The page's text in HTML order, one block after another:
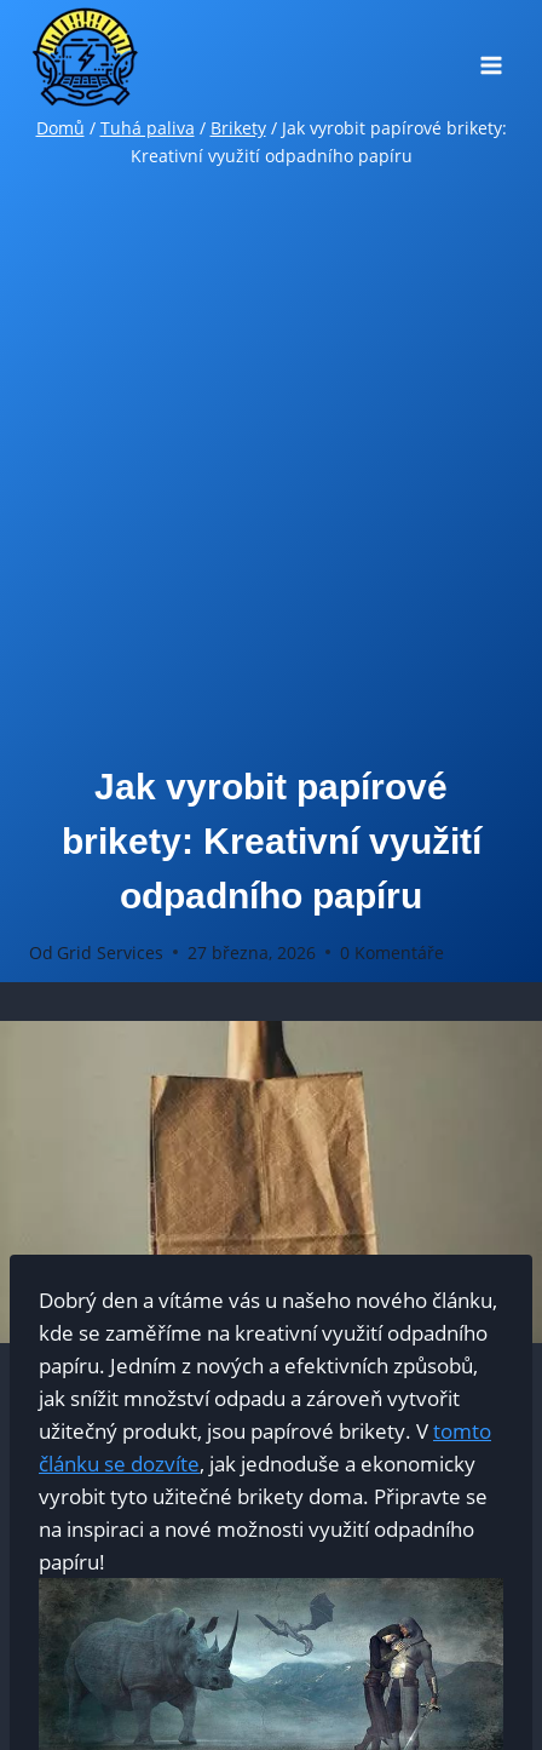
Přeskočit
obsah
Domů / Tuhá paliva / Brikety / Jak vyrobit papírové brikety:
Kreativní využití odpadního papíru
Jak vyrobit papírové
brikety: Kreativní využití
odpadního papíru
Od Grid Services 27 března, 2026 0 Komentáře
Dobrý den a vítáme vás u našeho nového článku,
kde se⁤ zaměříme na kreativní využití odpadního
papíru. Jedním z nových a efektivních⁤ způsobů,
jak snížit množství odpadu a‌ zároveň vytvořit
užitečný produkt, jsou⁤ papírové brikety. Vtomto
článku se‌ dozvíte, jak jednoduše a ekonomicky
vyrobit tyto užitečné brikety doma. Připravte⁤ se
na inspiraci a ⁢nové možnosti využití odpadního
papíru!